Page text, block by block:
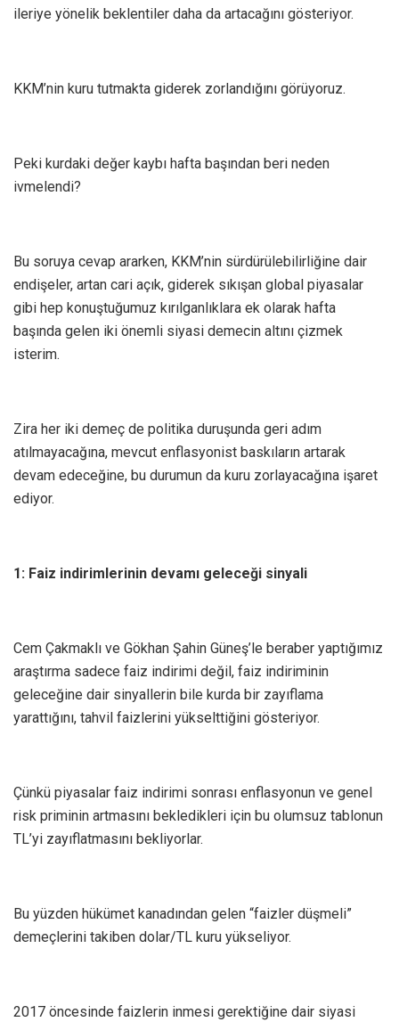
ileriye yönelik beklentiler daha da artacağını gösteriyor.
KKM’nin kuru tutmakta giderek zorlandığını görüyoruz.
Peki kurdaki değer kaybı hafta başından beri neden
ivmelendi?
Bu soruya cevap ararken, KKM’nin sürdürülebilirliğine dair
endişeler, artan cari açık, giderek sıkışan global piyasalar
gibi hep konuştuğumuz kırılganlıklara ek olarak hafta
başında gelen iki önemli siyasi demecin altını çizmek
isterim.
Zira her iki demeç de politika duruşunda geri adım
atılmayacağına, mevcut enflasyonist baskıların artarak
devam edeceğine, bu durumun da kuru zorlayacağına işaret
ediyor.
1: Faiz indirimlerinin devamı geleceği sinyali
Cem Çakmaklı ve Gökhan Şahin Güneş’le beraber yaptığımız
araştırma sadece faiz indirimi değil, faiz indiriminin
geleceğine dair sinyallerin bile kurda bir zayıflama
yarattığını, tahvil faizlerini yükselttiğini gösteriyor.
Çünkü piyasalar faiz indirimi sonrası enflasyonun ve genel
risk priminin artmasını bekledikleri için bu olumsuz tablonun
TL’yi zayıflatmasını bekliyorlar.
Bu yüzden hükümet kanadından gelen “faizler düşmeli”
demeçlerini takiben dolar/TL kuru yükseliyor.
2017 öncesinde faizlerin inmesi gerektiğine dair siyasi